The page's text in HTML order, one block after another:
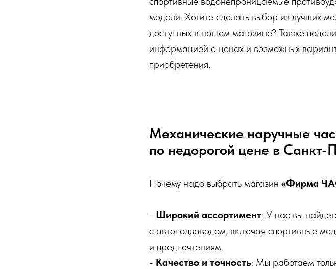
модели. Хотите сделать выбор из лучших
доступных в нашем магазине? Также
информацией о ценах и возможных
приобретения.
Механические наручные
по недорогой цене в Санкт-
Почему надо выбрать магазин «Фирма
- Широкий ассортимент: У нас вы
с автоподзаводом, включая спортивные
и предпочтениям.
- Качество и точность: Мы работаем